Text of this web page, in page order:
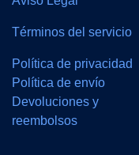
Términos del servicio
Política de privacidad
Política de envío
Devoluciones y
reembolsos